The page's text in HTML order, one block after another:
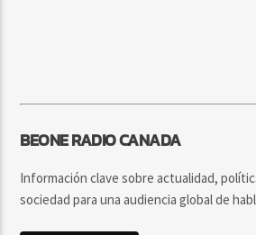
BEONE RADIO CANADA
Información clave sobre actualidad,
sociedad para una audiencia global de